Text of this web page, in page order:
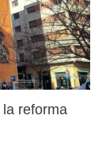
reforma